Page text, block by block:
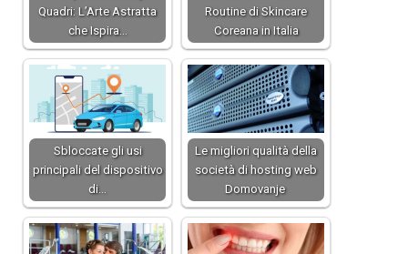
Quadri: L’Arte Astratta
che Ispira…
Routine di Skincare
Coreana in Italia
Sbloccate gli usi
principali del dispositivo
di…
Le migliori qualità della
società di hosting web
Domovanje